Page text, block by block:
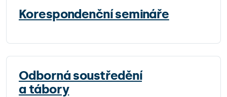
Korespondenční semináře
Odborná soustředění
a tábory